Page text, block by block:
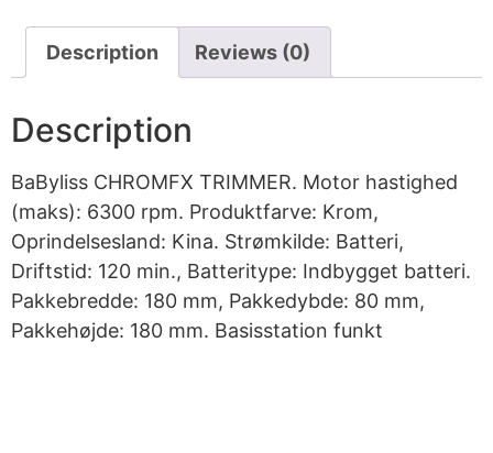
Description Reviews (0)
Description
BaByliss CHROMFX TRIMMER. Motor hastighed
(maks): 6300 rpm. Produktfarve: Krom,
Oprindelsesland: Kina. Strømkilde: Batteri,
Driftstid: 120 min., Batteritype: Indbygget batteri.
Pakkebredde: 180 mm, Pakkedybde: 80 mm,
Pakkehøjde: 180 mm. Basisstation funkt